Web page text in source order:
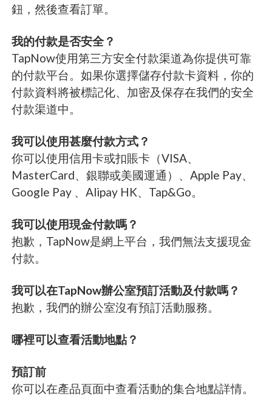
鈕，然後查看訂單。
我的付款是否安全？
TapNow使用第三方安全付款渠道為你提供可靠
的付款平台。如果你選擇儲存付款卡資料，你的
付款資料將被標記化、加密及保存在我們的安全
付款渠道中。
我可以使用甚麼付款方式？
你可以使用信用卡或扣賬卡（VISA、
MasterCard、銀聯或美國運通）、Apple Pay、
Google Pay 、Alipay HK、Tap&Go。
我可以使用現金付款嗎？
抱歉，TapNow是網上平台，我們無法支援現金
付款。
我可以在TapNow辦公室預訂活動及付款嗎？
抱歉，我們的辦公室沒有預訂活動服務。
哪裡可以查看活動地點？
預訂前
你可以在產品頁面中查看活動的集合地點詳情。